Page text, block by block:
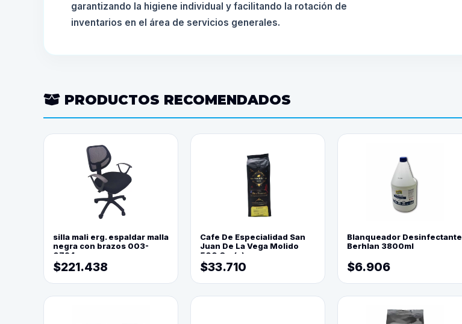
garantizando la higiene individual y facilitando la rotación de
inventarios en el área de servicios generales.
PRODUCTOS RECOMENDADOS
silla mali erg. espaldar malla
negra con brazos 003-
0794
$221.438
Cafe De Especialidad San
Juan De La Vega Molido
500 Grs(=)
$33.710
Blanqueador Desinfectante
Berhlan 3800ml
$6.906